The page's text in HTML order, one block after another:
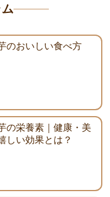
のおいしい食べ方
の栄養素｜健康・美
しい効果とは？